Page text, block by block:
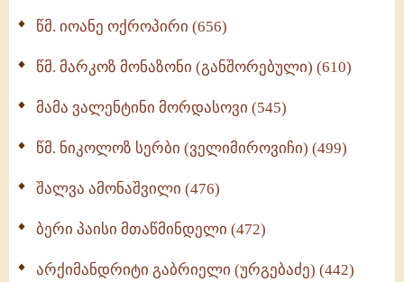
წმ. იოანე ოქროპირი (656)
წმ. მარკოზ მონაზონი (განშორებული) (610)
მამა ვალენტინი მორდასოვი (545)
წმ. ნიკოლოზ სერბი (ველიმიროვიჩი) (499)
შალვა ამონაშვილი (476)
ბერი პაისი მთაწმინდელი (472)
არქიმანდრიტი გაბრიელი (ურგებაძე) (442)